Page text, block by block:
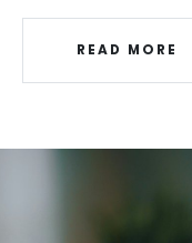
READ MORE